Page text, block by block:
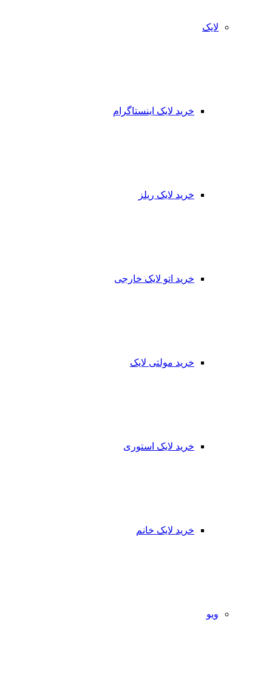
لایک
خرید لایک اینستاگرام
خرید لایک ریلز
خرید اتو لایک خارجی
خرید مولتی لایک
خرید لایک استوری
خرید لایک خانم
ویو